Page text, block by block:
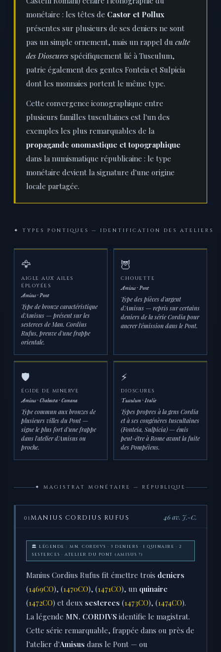
monétaire : les têtes de Castor et Pollux
présentes sur plusieurs de ses deniers ne sont
pas un simple ornement, mais un rappel du culte
des Dioscures spécifiquement lié à Tusculum,
patrie également des gentes Fonteia et Sulpicia
dont les monnaies portent le même type.
Cette convergence iconographique entre
plusieurs familles tuscultaines est l'un des
exemples les plus remarquables de la
propagande onomastique et topographique
dans la numismatique républicaine : le type
monétaire devient la signature d'une origine
locale partagée.
✦ TYPES PONTIQUES — IDENTIFICATION DES ATELIERS
🦅
AIGLE AUX AILES
ÉPLOYÉES
Amisus · Pont
Type de bronze caractéristique
d'Amisus — présent sur les
sesterces de Man. Cordius
Rufus, preuve d'une frappe
orientale.
🦉
CHOUETTE
Amisus · Pont
Type des pièces d'argent
d'Amisus — repris sur certains
deniers de la série Cordia pour
ancrer l'émission dans le Pont.
🛡️
ÉGIDE DE MINERVE
Amisus · Chabacta · Comana
Type commun aux bronzes de
plusieurs villes du Pont —
signe le plus fort d'une frappe
dans l'atelier d'Amisus ou
proche.
⚡
DIOSCURES
Tusculum · Italie
Types propres à la gens Cordia
et à ses congénères tuscultaines
(Fonteia, Sulpicia) — émis
peut-être à Rome avant la fuite
des Pompéiens.
✦ MAGISTRAT MONÉTAIRE — RÉPUBLIQUE
01 MANIUS CORDIUS RUFUS 46 av. J.-C.
🏛 LÉGENDE : MN. CORDIVS · 3 DENIERS · 1 QUINAIRE · 2
SESTERCES · ATELIER DU PONT (AMISUS ?)
Manius Cordius Rufus fit émettre trois deniers
(1469CO), (1470CO), (1471CO), un quinaire
(1472CO) et deux sesterces (1473CO), (1474CO).
La légende MN. CORDIVS identifie le magistrat.
Cette série remarquable, frappée dans ou près de
l'atelier d'Amisus dans le Pont — ou